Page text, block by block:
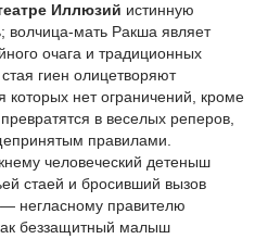
Иллюзий истинную
волчица-мать Ракша являет
очага и традиционных
гиен олицетворяют
которых нет ограничений, кроме
в веселых реперов,
правилами.
человеческий детеныш
стаей и бросивший вызов
негласному правителю
беззащитный малыш